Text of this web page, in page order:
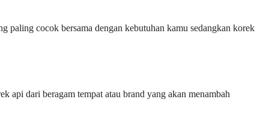
paling cocok bersama dengan kebutuhan kamu sedangkan korek
api dari beragam tempat atau brand yang akan menambah